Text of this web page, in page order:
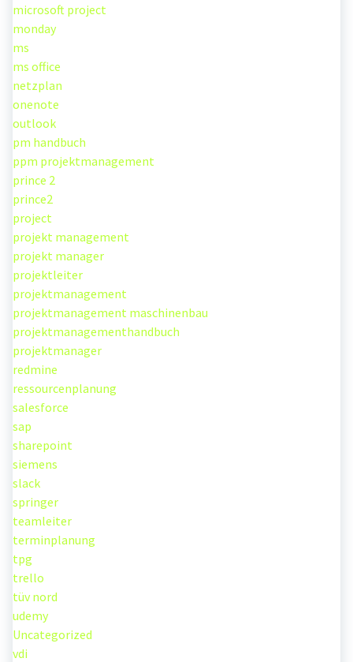
microsoft project
monday
ms
ms office
netzplan
onenote
outlook
pm handbuch
ppm projektmanagement
prince 2
prince2
project
projekt management
projekt manager
projektleiter
projektmanagement
projektmanagement maschinenbau
projektmanagementhandbuch
projektmanager
redmine
ressourcenplanung
salesforce
sap
sharepoint
siemens
slack
springer
teamleiter
terminplanung
tpg
trello
tüv nord
udemy
Uncategorized
vdi